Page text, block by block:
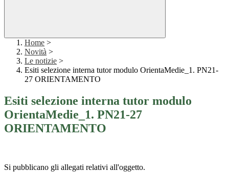
Home >
Novità >
Le notizie >
Esiti selezione interna tutor modulo OrientaMedie_1. PN21-
27 ORIENTAMENTO
Esiti selezione interna tutor modulo
OrientaMedie_1. PN21-27
ORIENTAMENTO
Si pubblicano gli allegati relativi all'oggetto.